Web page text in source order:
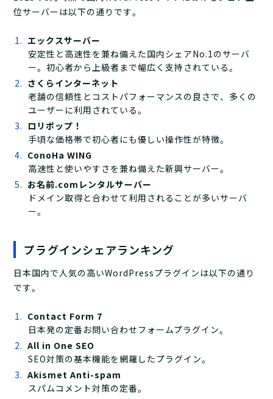
位サーバーは以下の通りです。
エックスサーバー
安定性と高速性を兼ね備えた国内シェアNo.1のサーバ
ー。初心者から上級者まで幅広く支持されている。
さくらインターネット
老舗の信頼性とコストパフォーマンスの良さで、多くの
ユーザーに利用されている。
ロリポップ！
手頃な価格帯で初心者にも優しい操作性が特徴。
ConoHa WING
高速性と使いやすさを兼ね備えた新興サーバー。
お名前.comレンタルサーバー
ドメイン取得と合わせて利用されることが多いサーバ
ー。
プラグインシェアランキング
日本国内で人気の高いWordPressプラグインは以下の通り
です。
Contact Form 7
日本発の定番お問い合わせフォームプラグイン。
All in One SEO
SEO対策の基本機能を網羅したプラグイン。
Akismet Anti-spam
スパムコメント対策の定番。